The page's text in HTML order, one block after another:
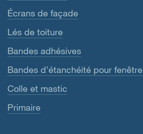
Écrans de façade
Lés de toiture
Bandes adhésives
Bandes d’étanchéité pour fenêtre
Colle et mastic
Primaire